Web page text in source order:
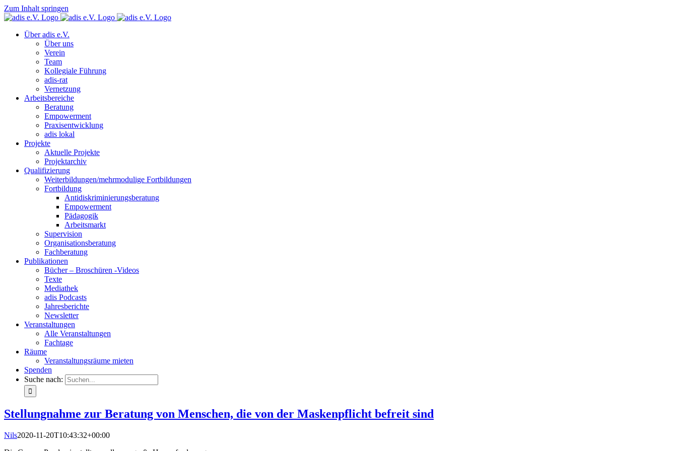
Zum Inhalt springen
Über adis e.V.
Über uns
Verein
Team
Kollegiale Führung
adis-rat
Vernetzung
Arbeitsbereiche
Beratung
Empowerment
Praxisentwicklung
adis lokal
Projekte
Aktuelle Projekte
Projektarchiv
Qualifizierung
Weiterbildungen/mehrmodulige Fortbildungen
Fortbildung
Antidiskriminierungsberatung
Empowerment
Pädagogik
Arbeitsmarkt
Supervision
Organisationsberatung
Fachberatung
Publikationen
Bücher – Broschüren -Videos
Texte
Mediathek
adis Podcasts
Jahresberichte
Newsletter
Veranstaltungen
Alle Veranstaltungen
Fachtage
Räume
Veranstaltungsräume mieten
Spenden
Suche nach:
Stellungnahme zur Beratung von Menschen, die von der Maskenpflicht befreit sind
Nils2020-11-20T10:43:32+00:00